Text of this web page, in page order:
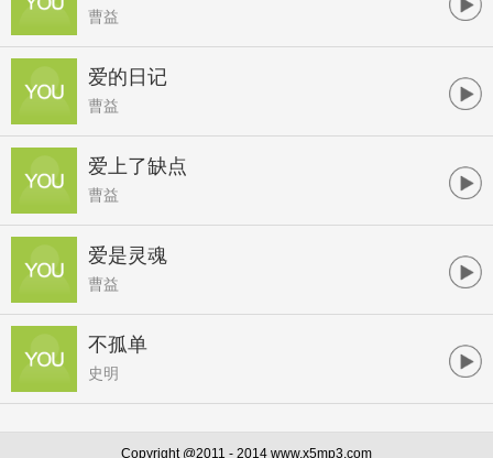
曹益
爱的日记
曹益
爱上了缺点
曹益
爱是灵魂
曹益
不孤单
史明
Copyright @2011 - 2014 www.x5mp3.com